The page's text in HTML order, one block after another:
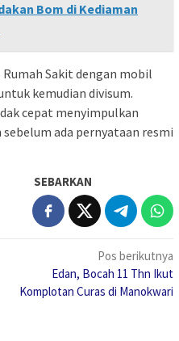
Bom di Kediaman
Rumah Sakit dengan mobil
kemudian divisum.
cepat menyimpulkan
ada pernyataan resmi
SEBARKAN
Pos berikutnya
Edan, Bocah 11 Thn Ikut
Komplotan Curas di Manokwari